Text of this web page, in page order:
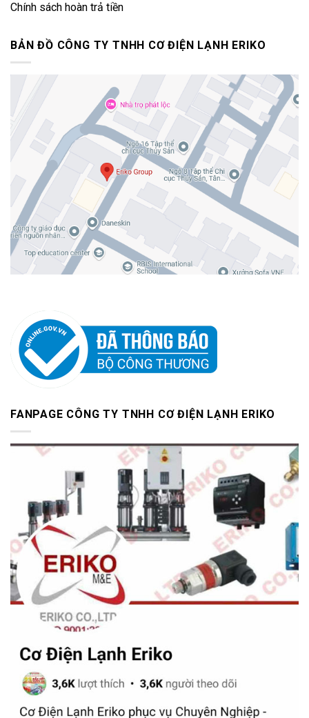
Chính sách hoàn trả tiền
BẢN ĐỒ CÔNG TY TNHH CƠ ĐIỆN LẠNH ERIKO
FANPAGE CÔNG TY TNHH CƠ ĐIỆN LẠNH ERIKO